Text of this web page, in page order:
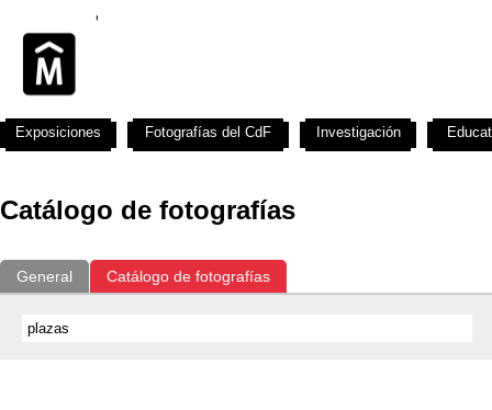
Catálogo de fotografías
General Catálogo de fotografías
Exposiciones Fotografías del CdF Investigación